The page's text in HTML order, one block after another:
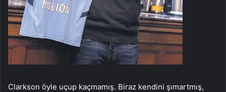
Clarkson öyle uçup kaçmamış. Biraz kendini şımartmış,